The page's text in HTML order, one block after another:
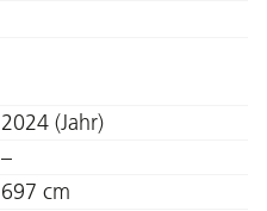
2024 (Jahr)
–
697 cm